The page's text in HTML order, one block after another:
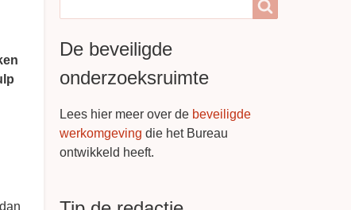
De beveiligde
onderzoeksruimte
Lees hier meer over de beveiligde
werkomgeving die het Bureau
ontwikkeld heeft.